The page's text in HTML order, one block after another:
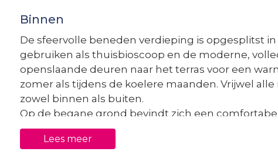
Binnen
De sfeervolle beneden verdieping is opgesplitst
gebruiken als thuisbioscoop en de moderne,
openslaande deuren naar het terras voor een
zomer als tijdens de koelere maanden. Vrijwel
zowel binnen als buiten.
Op de begane grond bevindt zich een
een en suite badkamer, ideaal voor gasten die
liggen nog vier ruime slaapkamers, allemaal
Lees meer